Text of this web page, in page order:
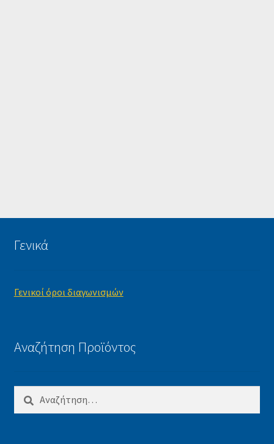
Γενικά
Γενικοί όροι διαγωνισμών
Αναζήτηση Προϊόντος
Αναζήτηση